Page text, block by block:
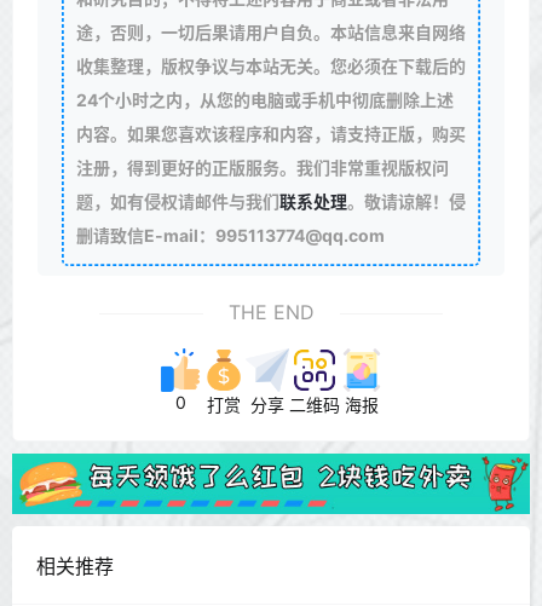
途，否则，一切后果请用户自负。本站信息来自网络
收集整理，版权争议与本站无关。您必须在下载后的
24个小时之内，从您的电脑或手机中彻底删除上述
内容。如果您喜欢该程序和内容，请支持正版，购买
注册，得到更好的正版服务。我们非常重视版权问
题，如有侵权请邮件与我们联系处理。敬请谅解！侵
删请致信E-mail：995113774@qq.com
THE END
0 打赏 分享 二维码 海报
相关推荐